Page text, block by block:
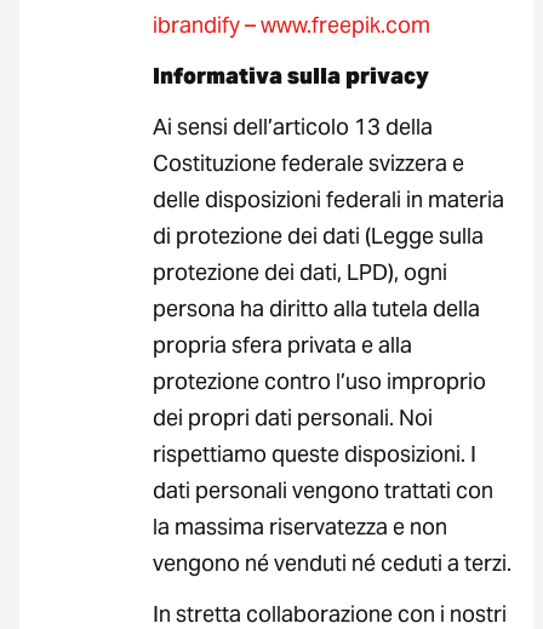
ibrandify – www.freepik.com
Informativa sulla privacy
Ai sensi dell’articolo 13 della
Costituzione federale svizzera e
delle disposizioni federali in materia
di protezione dei dati (Legge sulla
protezione dei dati, LPD), ogni
persona ha diritto alla tutela della
propria sfera privata e alla
protezione contro l’uso improprio
dei propri dati personali. Noi
rispettiamo queste disposizioni. I
dati personali vengono trattati con
la massima riservatezza e non
vengono né venduti né ceduti a terzi.
In stretta collaborazione con i nostri